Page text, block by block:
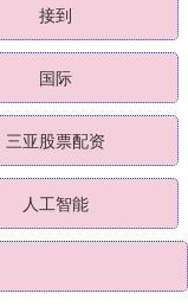
接到
国际
三亚股票配资
人工智能